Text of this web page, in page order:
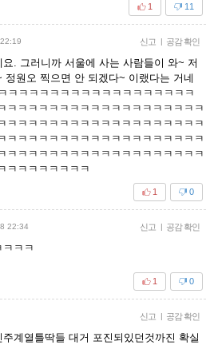
11
1
신고 | 공감 확인
. 그러니까 서울에 사는 사람들이 와~ 저
정원오 찍으면 안 되겠다~ 이랬다는 거네
ㅋㅋㅋㅋㅋㅋㅋㅋㅋㅋㅋㅋㅋㅋㅋㅋㅋㅋ
ㅋㅋㅋㅋㅋㅋㅋㅋㅋㅋㅋㅋㅋㅋㅋㅋㅋㅋㅋ
ㅋㅋㅋㅋㅋㅋㅋㅋㅋㅋㅋㅋㅋㅋㅋㅋㅋㅋㅋ
ㅋㅋㅋㅋㅋㅋㅋㅋㅋㅋㅋㅋㅋㅋㅋㅋㅋㅋㅋ
ㅋㅋㅋㅋㅋㅋㅋㅋㅋㅋㅋㅋㅋㅋㅋㅋㅋㅋㅋ
ㅋㅋㅋㅋㅋㅋㅋㅋ
0
1
22:34 신고 | 공감 확인
ㅋㅋ
0
1
신고 | 공감 확인
계열틀딱들 대거 포진되있던것까진 확실